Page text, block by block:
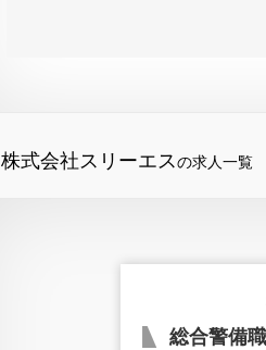
株式会社スリーエスの求人一覧
総合警備